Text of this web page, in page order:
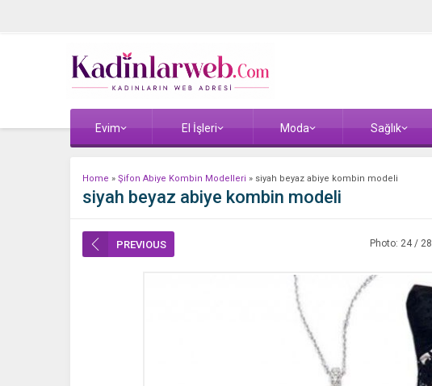
Evim El İşleri Moda Sağlık
Home » Şifon Abiye Kombin Modelleri » siyah beyaz abiye kombin modeli
siyah beyaz abiye kombin modeli
PREVIOUS Photo: 24 / 28